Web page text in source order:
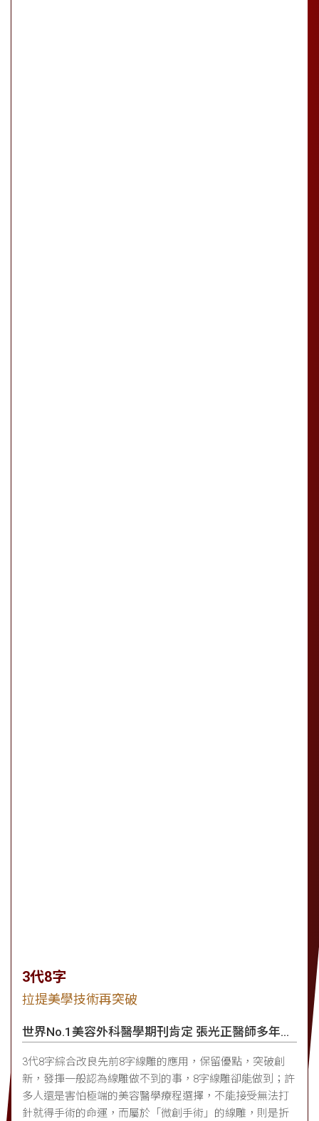
3代8字
拉提美學技術再突破
世界No.1美容外科醫學期刊肯定 張光正醫師多年研
3代8字綜合改良先前8字線雕的應用，保留優點，突破創
新，發揮一般認為線雕做不到的事，8字線雕卻能做到；許
多人還是害怕極端的美容醫學療程選擇，不能接受無法打
針就得手術的命運，而屬於「微創手術」的線雕，則是折